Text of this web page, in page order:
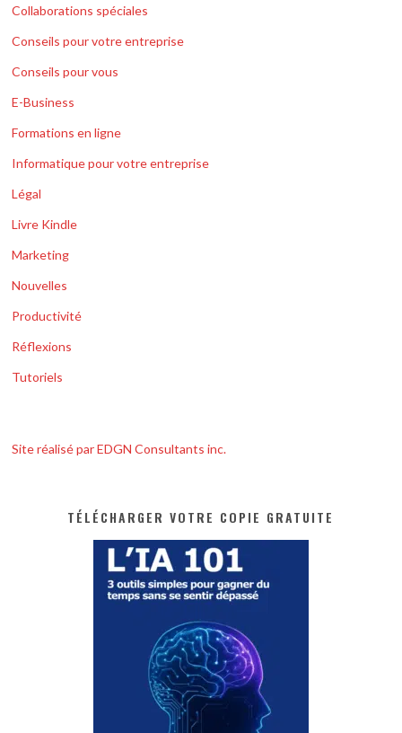
Collaborations spéciales
Conseils pour votre entreprise
Conseils pour vous
E-Business
Formations en ligne
Informatique pour votre entreprise
Légal
Livre Kindle
Marketing
Nouvelles
Productivité
Réflexions
Tutoriels
Site réalisé par EDGN Consultants inc.
TÉLÉCHARGER VOTRE COPIE GRATUITE